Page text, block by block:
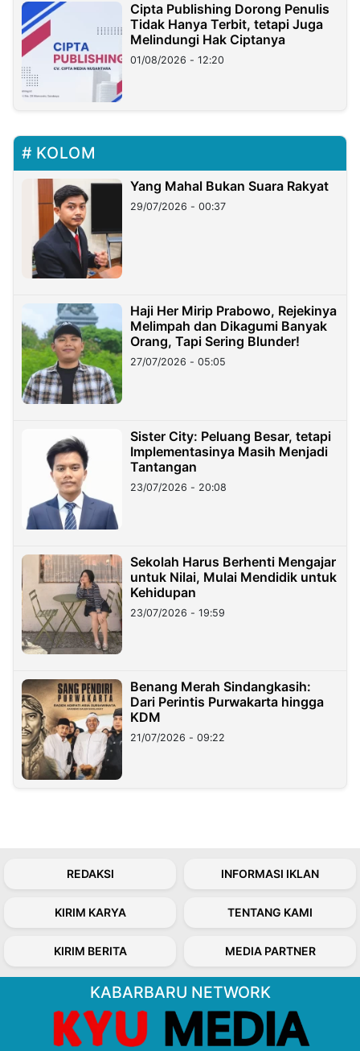
Cipta Publishing Dorong Penulis
Tidak Hanya Terbit, tetapi Juga
Melindungi Hak Ciptanya
01/08/2026 - 12:20
KOLOM
Yang Mahal Bukan Suara Rakyat
29/07/2026 - 00:37
Haji Her Mirip Prabowo, Rejekinya
Melimpah dan Dikagumi Banyak
Orang, Tapi Sering Blunder!
27/07/2026 - 05:05
Sister City: Peluang Besar, tetapi
Implementasinya Masih Menjadi
Tantangan
23/07/2026 - 20:08
Sekolah Harus Berhenti Mengajar
untuk Nilai, Mulai Mendidik untuk
Kehidupan
23/07/2026 - 19:59
Benang Merah Sindangkasih:
Dari Perintis Purwakarta hingga
KDM
21/07/2026 - 09:22
REDAKSI INFORMASI IKLAN
KIRIM KARYA TENTANG KAMI
KIRIM BERITA MEDIA PARTNER
KABARBARU NETWORK